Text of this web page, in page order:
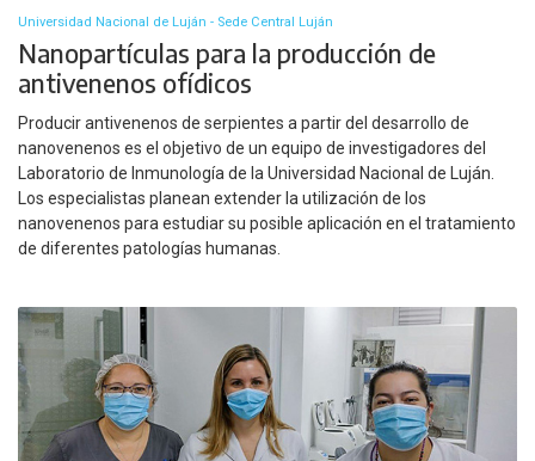
Universidad Nacional de Luján - Sede Central Luján
Nanopartículas para la producción de
antivenenos ofídicos
Producir antivenenos de serpientes a partir del desarrollo de
nanovenenos es el objetivo de un equipo de investigadores del
Laboratorio de Inmunología de la Universidad Nacional de Luján.
Los especialistas planean extender la utilización de los
nanovenenos para estudiar su posible aplicación en el tratamiento
de diferentes patologías humanas.